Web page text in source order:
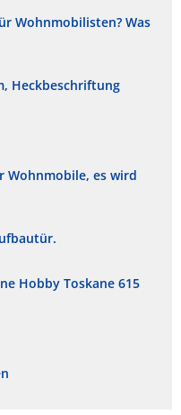
Wohnmobilisten? Was
Heckbeschriftung
Wohnmobile, es wird
Hobby Toskane 615